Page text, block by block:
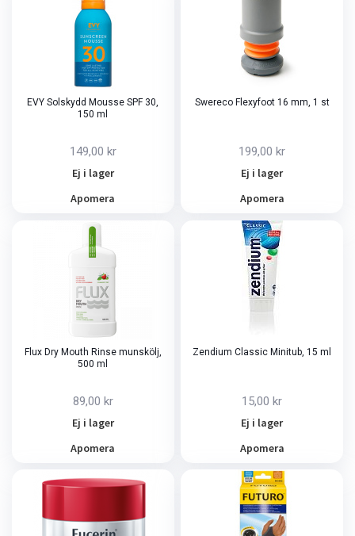
EVY Solskydd Mousse SPF 30,
150 ml
149,00 kr
Ej i lager
Apomera
Swereco Flexyfoot 16 mm, 1 st
199,00 kr
Ej i lager
Apomera
Flux Dry Mouth Rinse munskölj,
500 ml
89,00 kr
Ej i lager
Apomera
Zendium Classic Minitub, 15 ml
15,00 kr
Ej i lager
Apomera